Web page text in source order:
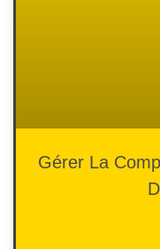
Gérer La